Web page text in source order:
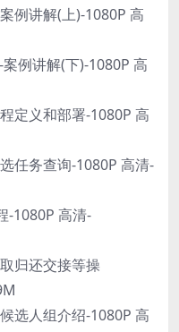
例讲解(上)-1080P 高
例讲解(下)-1080P 高
定义和部署-1080P 高
任务查询-1080P 高清-
-1080P 高清-
归还交接等操
选人组介绍-1080P 高